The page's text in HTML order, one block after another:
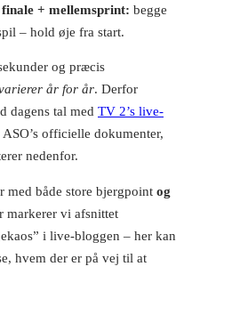
+ mellemsprint: begge
– hold øje fra start.
og præcis
år for år. Derfor
dagens tal med TV 2’s live-
ASO’s officielle dokumenter,
nedenfor.
med både store bjergpoint og
markerer vi afsnittet
i live-bloggen – her kan
hvem der er på vej til at